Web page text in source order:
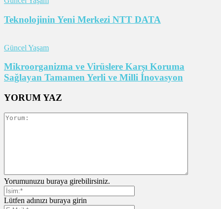
Teknolojinin Yeni Merkezi NTT DATA
Güncel Yaşam
Mikroorganizma ve Virüslere Karşı Koruma
Sağlayan Tamamen Yerli ve Milli İnovasyon
YORUM YAZ
Yorumunuzu buraya girebilirsiniz.
Lütfen adınızı buraya girin